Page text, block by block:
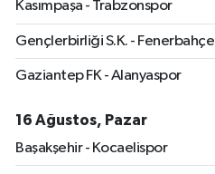
Kasımpaşa - Trabzonspor
Gençlerbirliği S.K. - Fenerbahçe
Gaziantep FK - Alanyaspor
16 Ağustos, Pazar
Başakşehir - Kocaelispor